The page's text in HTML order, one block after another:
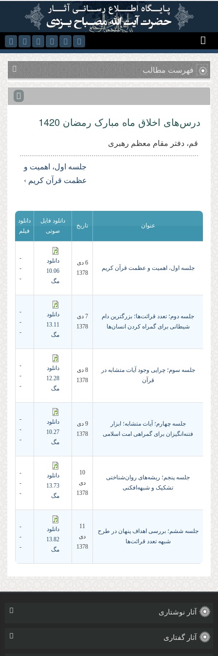
رفتن به محتوای اصلی
فهرست مطالب
درس‌های اخلاق ماه مبارک رمضان 1420
قم، دفتر مقام معظم رهبری
جلسه اول، اهمیت و
عظمت قرآن کریم ›
عنوان تاریخ
دانلود فایل
صوتی
دانلود
فیلم
جلسه اول، اهمیت و عظمت قرآن کریم
6 دى
1378
دانلود
10.06
مگ
-
-
-
جلسه دوم؛ تعدد قرائت‌ها؛ بزرگترین دام
شیطانی برای گمراه کردن انسان‌ها
7 دى
1378
دانلود
13.11
مگ
-
-
-
جلسه سوم؛ چرایی وجود آیات متشابه در
قرآن
8 دى
1378
دانلود
12.28
مگ
-
-
-
جلسه چهارم؛ آیات متشابه؛ ابزار
فتنه‌‌انگیزان برای گمراهی امت اسلامی
9 دى
1378
دانلود
10.27
مگ
-
-
-
جلسه پنجم؛ ریشه‌های روان‌شناختی
تشکیک و شبهه‌افکنی
10
دى
1378
دانلود
13.73
مگ
-
-
-
جلسه ششم؛ بررسی اهداف پنهان در طرح
شبهه تعدد قرائت‌ها
11
دى
1378
دانلود
13.82
مگ
-
-
-
آثار نوشتاری
آثار گفتاری